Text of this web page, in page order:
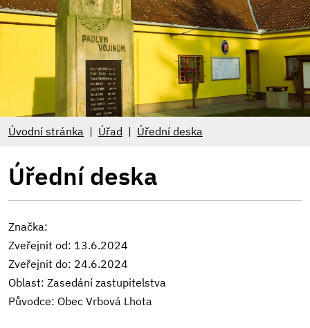
Úvodní stránka Úřad Úřední deska
Úřední deska
Značka:
Zveřejnit od: 13.6.2024
Zveřejnit do: 24.6.2024
Oblast: Zasedání zastupitelstva
Původce: Obec Vrbová Lhota